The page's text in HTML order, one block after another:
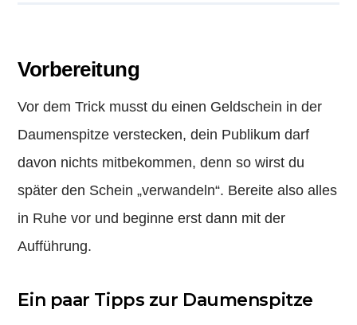
Vorbereitung
Vor dem Trick musst du einen Geldschein in der
Daumenspitze verstecken, dein Publikum darf
davon nichts mitbekommen, denn so wirst du
später den Schein „verwandeln“. Bereite also alles
in Ruhe vor und beginne erst dann mit der
Aufführung.
Ein paar Tipps zur Daumenspitze